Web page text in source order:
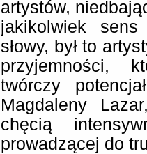
artystów,
jakikolwiek
słowy, był to
przyjemności,
twórczy
Magdaleny
chęcią
prowadzącej do